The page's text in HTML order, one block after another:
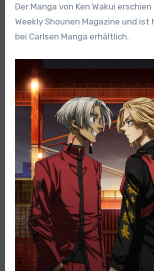
Der Manga von Ken Wakui
Weekly Shounen Magazine und ist
bei Carlsen Manga erhältlich.